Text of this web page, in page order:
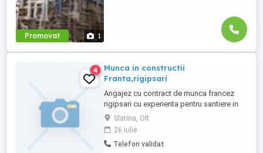
Promovat 1
4
Munca in constructii
Franta,rigipsari
Angajez cu contract de munca francez
rigipsari cu experienta pentru santiere in
Bordeaux,Franta Salariul 1800-2200
Cazare asigurata
Slatina, Olt
26 iulie
Telefon validat